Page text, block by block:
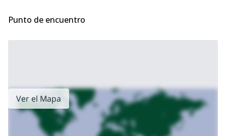
Punto de encuentro
Ver el Mapa